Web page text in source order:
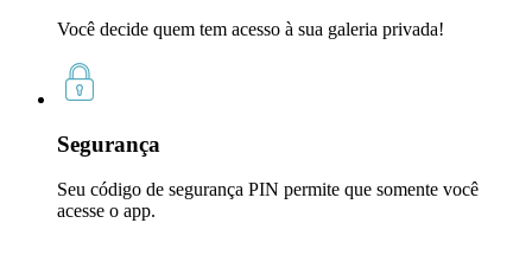
Você decide quem tem acesso à sua galeria privada!
Segurança
Seu código de segurança PIN permite que somente você
acesse o app.